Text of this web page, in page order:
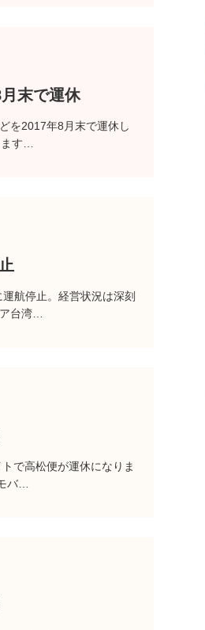
末で運休
を2017年8月末で運休し
す…
航停止。経営状況は深刻
台湾…
で高松便が運休になりま
バ…